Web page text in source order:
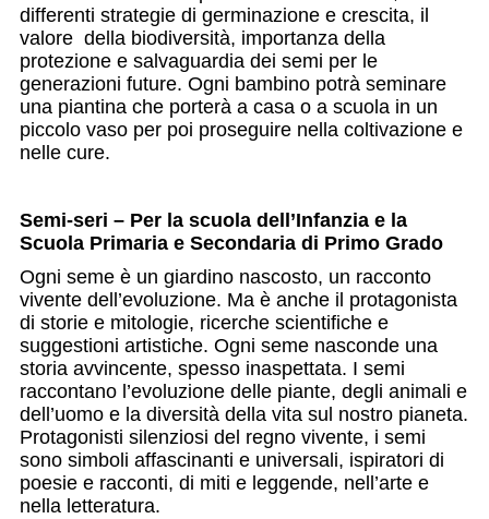
differenti strategie di germinazione e crescita, il
valore della biodiversità, importanza della
protezione e salvaguardia dei semi per le
generazioni future. Ogni bambino potrà seminare
una piantina che porterà a casa o a scuola in un
piccolo vaso per poi proseguire nella coltivazione e
nelle cure.
Semi-seri – Per la scuola dell’Infanzia e la
Scuola Primaria e Secondaria di Primo Grado
Ogni seme è un giardino nascosto, un racconto
vivente dell’evoluzione. Ma è anche il protagonista
di storie e mitologie, ricerche scientifiche e
suggestioni artistiche. Ogni seme nasconde una
storia avvincente, spesso inaspettata. I semi
raccontano l’evoluzione delle piante, degli animali e
dell’uomo e la diversità della vita sul nostro pianeta.
Protagonisti silenziosi del regno vivente, i semi
sono simboli affascinanti e universali, ispiratori di
poesie e racconti, di miti e leggende, nell’arte e
nella letteratura.